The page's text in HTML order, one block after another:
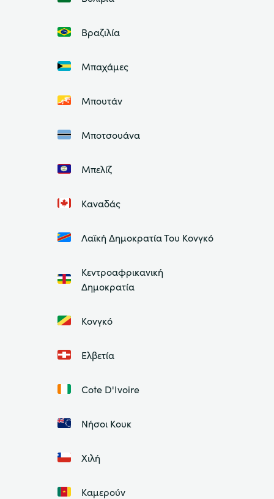
Βραζιλία
Μπαχάμες
Μπουτάν
Μποτσουάνα
Μπελίζ
Καναδάς
Λαϊκή Δημοκρατία Του Κονγκό
Κεντροαφρικανική
Δημοκρατία
Κονγκό
Ελβετία
Cote D'Ivoire
Νήσοι Κουκ
Χιλή
Καμερούν